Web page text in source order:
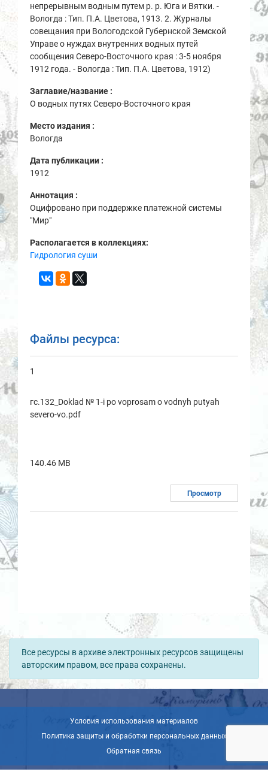
непрерывным водным путем р. р. Юга и Вятки. -
Вологда : Тип. П.А. Цветова, 1913. 2. Журналы
совещания при Вологодской Губернской Земской
Управе о нуждах внутренних водных путей
сообщения Северо-Восточного края : 3-5 ноября
1912 года. - Вологда : Тип. П.А. Цветова, 1912)
Заглавие/название :
О водных путях Северо-Восточного края
Место издания :
Вологда
Дата публикации :
1912
Аннотация :
Оцифровано при поддержке платежной системы
"Мир"
Располагается в коллекциях:
Гидрология суши
Файлы ресурса:
1
гс.132_Doklad № 1-i po voprosam o vodnyh putyah
severo-vo.pdf
140.46 MB
Просмотр
Все ресурсы в архиве электронных ресурсов защищены
авторским правом, все права сохранены.
Условия использования материалов
Политика защиты и обработки персональных данных
Обратная связь